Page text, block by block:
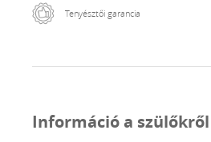
Tenyésztői garancia
Információ a szülőkről